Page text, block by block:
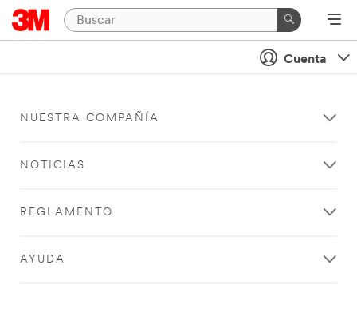
Cuenta
NUESTRA COMPAÑÍA
NOTICIAS
REGLAMENTO
AYUDA